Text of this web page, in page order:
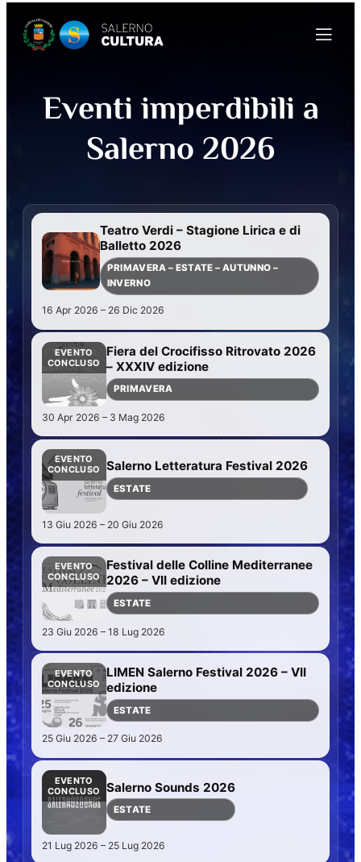
Eventi imperdibili a
Salerno 2026
Teatro Verdi – Stagione Lirica e di
Balletto 2026
PRIMAVERA – ESTATE – AUTUNNO –
INVERNO
16 Apr 2026 – 26 Dic 2026
EVENTO
CONCLUSO
Fiera del Crocifisso Ritrovato 2026
– XXXIV edizione
PRIMAVERA
30 Apr 2026 – 3 Mag 2026
EVENTO
CONCLUSO
Salerno Letteratura Festival 2026
ESTATE
13 Giu 2026 – 20 Giu 2026
EVENTO
CONCLUSO
Festival delle Colline Mediterranee
2026 – VII edizione
ESTATE
23 Giu 2026 – 18 Lug 2026
EVENTO
CONCLUSO
LIMEN Salerno Festival 2026 – VII
edizione
ESTATE
25 Giu 2026 – 27 Giu 2026
EVENTO
CONCLUSO
Salerno Sounds 2026
ESTATE
21 Lug 2026 – 25 Lug 2026